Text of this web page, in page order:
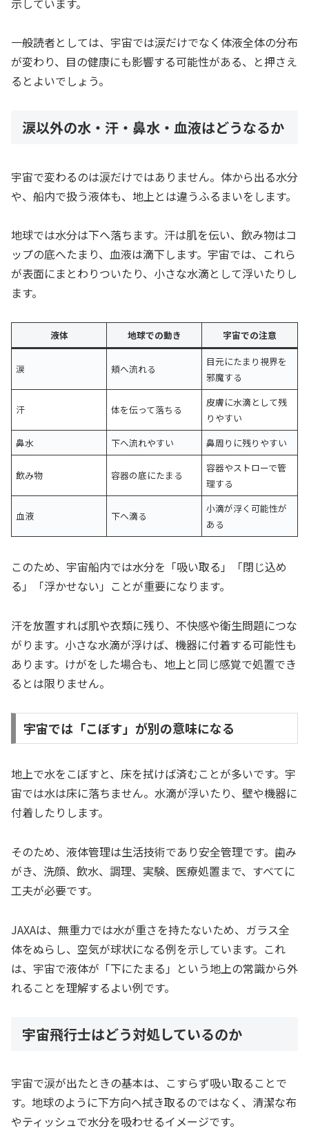
一般読者としては、宇宙では涙だけでなく体液全体の分布
が変わり、目の健康にも影響する可能性がある、と押さえ
るとよいでしょう。
涙以外の水・汗・鼻水・血液はどうなるか
宇宙で変わるのは涙だけではありません。体から出る水分
や、船内で扱う液体も、地上とは違うふるまいをします。
地球では水分は下へ落ちます。汗は肌を伝い、飲み物はコ
ップの底へたまり、血液は滴下します。宇宙では、これら
が表面にまとわりついたり、小さな水滴として浮いたりし
ます。
液体 地球での動き 宇宙での注意
涙 頬へ流れる
目元にたまり視界を
邪魔する
汗 体を伝って落ちる
皮膚に水滴として残
りやすい
鼻水
下へ流れやすい 鼻周りに残りやすい
飲み物 容器の底にたまる
容器やストローで管
理する
血液 下へ滴る
小滴が浮く可能性が
ある
このため、宇宙船内では水分を「吸い取る」「閉じ込め
る」「浮かせない」ことが重要になります。
汗を放置すれば肌や衣類に残り、不快感や衛生問題につな
がります。小さな水滴が浮けば、機器に付着する可能性も
あります。けがをした場合も、地上と同じ感覚で処置でき
るとは限りません。
宇宙では「こぼす」が別の意味になる
地上で水をこぼすと、床を拭けば済むことが多いです。宇
宙では水は床に落ちません。水滴が浮いたり、壁や機器に
付着したりします。
そのため、液体管理は生活技術であり安全管理です。歯み
がき、洗顔、飲水、調理、実験、医療処置まで、すべてに
工夫が必要です。
JAXAは、無重力では水が重さを持たないため、ガラス全
体をぬらし、空気が球状になる例を示しています。これ
は、宇宙で液体が「下にたまる」という地上の常識から外
れることを理解するよい例です。
宇宙飛行士はどう対処しているのか
宇宙で涙が出たときの基本は、こすらず吸い取ることで
す。地球のように下方向へ拭き取るのではなく、清潔な布
やティッシュで水分を吸わせるイメージです。